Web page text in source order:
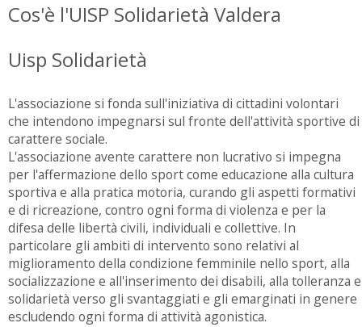
Cos'è l'UISP Solidarietà Valdera
Uisp Solidarietà
L'associazione si fonda sull'iniziativa di cittadini volontari
che intendono impegnarsi sul fronte dell'attività sportive di
carattere sociale.
L'associazione avente carattere non lucrativo si impegna
per l'affermazione dello sport come educazione alla cultura
sportiva e alla pratica motoria, curando gli aspetti formativi
e di ricreazione, contro ogni forma di violenza e per la
difesa delle libertà civili, individuali e collettive. In
particolare gli ambiti di intervento sono relativi al
miglioramento della condizione femminile nello sport, alla
socializzazione e all'inserimento dei disabili, alla tolleranza e
solidarietà verso gli svantaggiati e gli emarginati in genere
escludendo ogni forma di attività agonistica.